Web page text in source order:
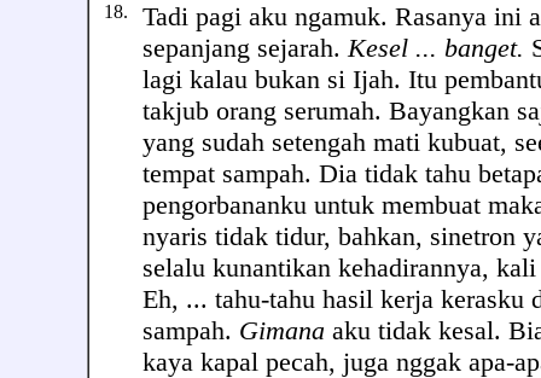
18. Tadi pagi aku ngamuk. Rasanya ini
sepanjang sejarah.Kesel ... banget.
lagi kalau bukan si Ijah. Itu
takjub orang serumah. Bayangkan
yang sudah setengah mati kubuat,
tempat sampah. Dia tidak tahu
pengorbananku untuk membuat
nyaris tidak tidur, bahkan, sinetron
selalu kunantikan kehadirannya,
Eh, ... tahu-tahu hasil kerja kerasku
sampah. Gimana aku tidak kesal.
kaya kapal pecah, juga nggak apa-